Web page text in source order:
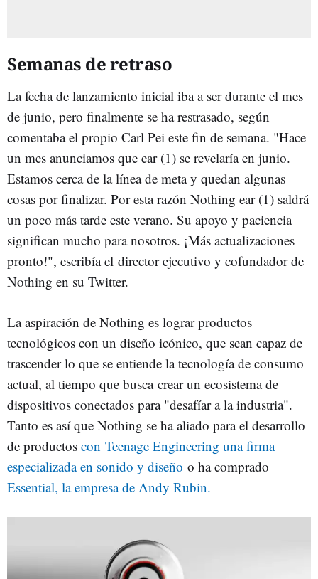
Semanas de retraso
La fecha de lanzamiento inicial iba a ser durante el mes
de junio, pero finalmente se ha restrasado, según
comentaba el propio Carl Pei este fin de semana. "Hace
un mes anunciamos que ear (1) se revelaría en junio.
Estamos cerca de la línea de meta y quedan algunas
cosas por finalizar. Por esta razón Nothing ear (1) saldrá
un poco más tarde este verano. Su apoyo y paciencia
significan mucho para nosotros. ¡Más actualizaciones
pronto!", escribía el director ejecutivo y cofundador de
Nothing en su Twitter.
La aspiración de Nothing es lograr productos
tecnológicos con un diseño icónico, que sean capaz de
trascender lo que se entiende la tecnología de consumo
actual, al tiempo que busca crear un ecosistema de
dispositivos conectados para "desafíar a la industria".
Tanto es así que Nothing se ha aliado para el desarrollo
de productos con Teenage Engineering una firma
especializada en sonido y diseño o ha comprado
Essential, la empresa de Andy Rubin.